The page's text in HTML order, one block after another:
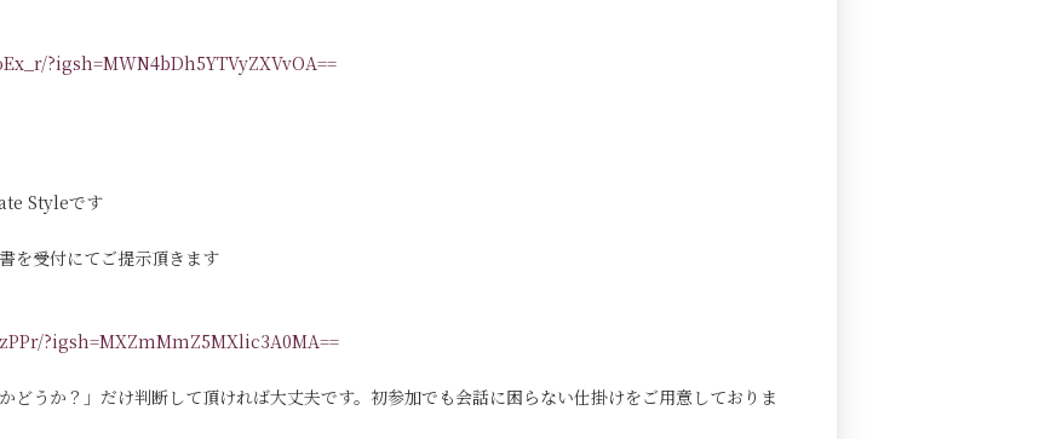
?igsh=MWN4bDh5YTVyZXVvOA==
Styleです
を受付にてご提示頂きます
?igsh=MXZmMmZ5MXlic3A0MA==
どうか？」だけ判断して頂ければ大丈夫です。初参加でも会話に困らない仕掛けをご用意しておりま